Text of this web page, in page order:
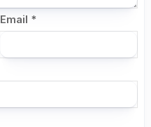
Email *